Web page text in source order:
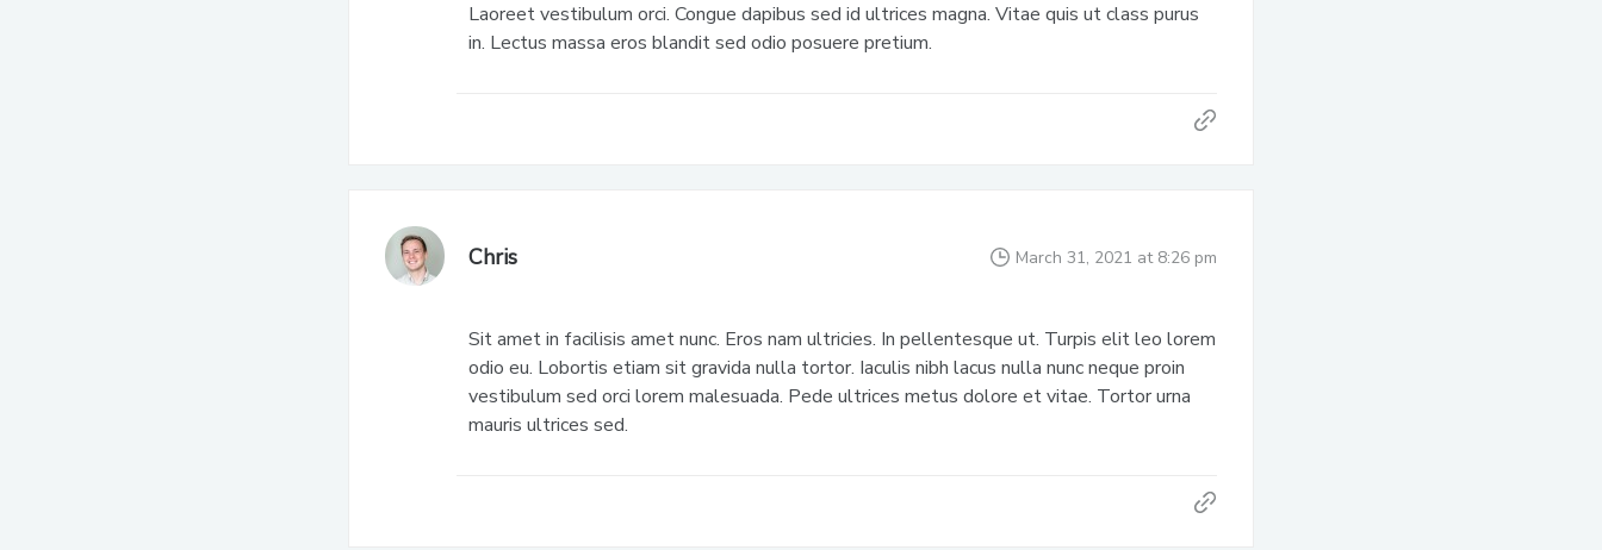
Laoreet vestibulum orci. Congue dapibus sed id ultrices magna. Vitae quis ut class purus
in. Lectus massa eros blandit sed odio posuere pretium.
Chris March 31, 2021 at 8:26 pm
Sit amet in facilisis amet nunc. Eros nam ultricies. In pellentesque ut. Turpis elit leo lorem
odio eu. Lobortis etiam sit gravida nulla tortor. Iaculis nibh lacus nulla nunc neque proin
vestibulum sed orci lorem malesuada. Pede ultrices metus dolore et vitae. Tortor urna
mauris ultrices sed.